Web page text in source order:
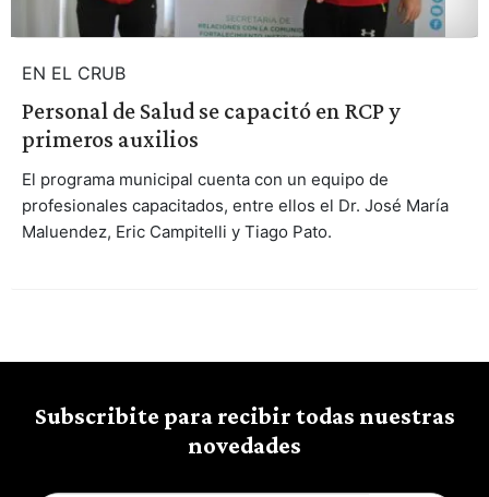
EN EL CRUB
Personal de Salud se capacitó en RCP y
primeros auxilios
El programa municipal cuenta con un equipo de
profesionales capacitados, entre ellos el Dr. José María
Maluendez, Eric Campitelli y Tiago Pato.
Subscribite para recibir todas nuestras
novedades